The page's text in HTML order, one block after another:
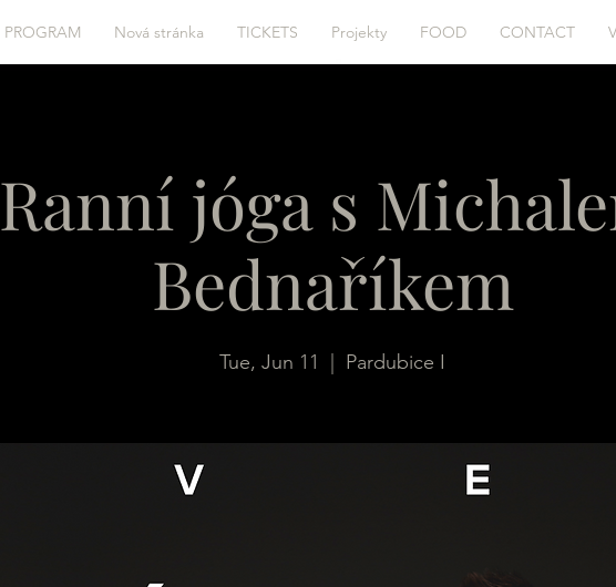
PROGRAM Nová stránka TICKETS Projekty FOOD CONTACT
Ranní jóga s
Bednaříkem
Tue, Jun 11 Pardubice I